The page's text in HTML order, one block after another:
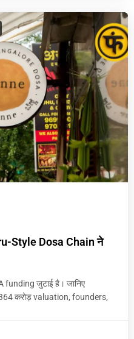
Style Dosa Chain ने
funding जुटाई है। जानिए
करोड़ valuation, founders,